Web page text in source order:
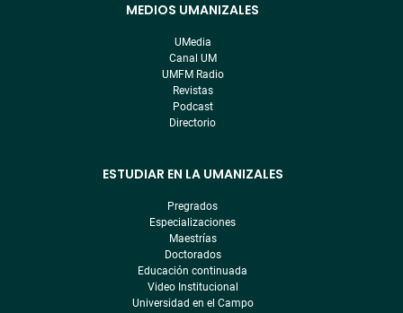
MEDIOS UMANIZALES
UMedia
Canal UM
UMFM Radio
Revistas
Podcast
Directorio
ESTUDIAR EN LA UMANIZALES
Pregrados
Especializaciones
Maestrías
Doctorados
Educación continuada
Video Institucional
Universidad en el Campo